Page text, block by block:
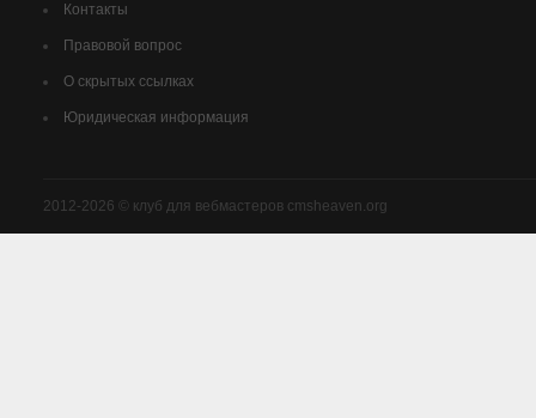
Контакты
Правовой вопрос
О скрытых ссылках
Юридическая информация
2012-2026 © клуб для вебмастеров cmsheaven.org